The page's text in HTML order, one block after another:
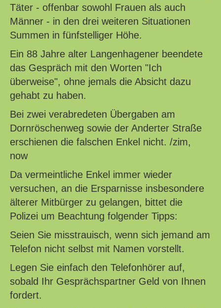
Täter - offenbar sowohl Frauen als auch
Männer - in den drei weiteren Situationen
Summen in fünfstelliger Höhe.
Ein 88 Jahre alter Langenhagener beendete
das Gespräch mit den Worten "Ich
überweise", ohne jemals die Absicht dazu
gehabt zu haben.
Bei zwei verabredeten Übergaben am
Dornröschenweg sowie der Anderter Straße
erschienen die falschen Enkel nicht. /zim,
now
Da vermeintliche Enkel immer wieder
versuchen, an die Ersparnisse insbesondere
älterer Mitbürger zu gelangen, bittet die
Polizei um Beachtung folgender Tipps:
Seien Sie misstrauisch, wenn sich jemand am
Telefon nicht selbst mit Namen vorstellt.
Legen Sie einfach den Telefonhörer auf,
sobald Ihr Gesprächspartner Geld von Ihnen
fordert.